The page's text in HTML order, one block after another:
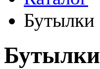
Бутылки
Бутылки